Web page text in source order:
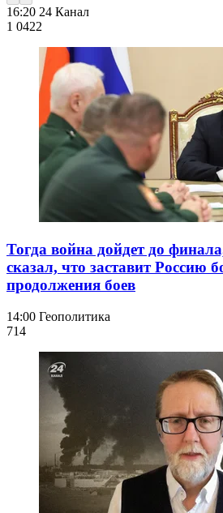
16:20 24 Канал
1 0422
Тогда война дойдет до
сказал, что заставит Россию
продолжения боев
14:00 Геополитика
714